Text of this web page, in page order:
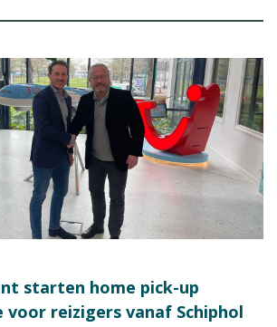
starten home pick-up
voor reizigers vanaf Schiphol